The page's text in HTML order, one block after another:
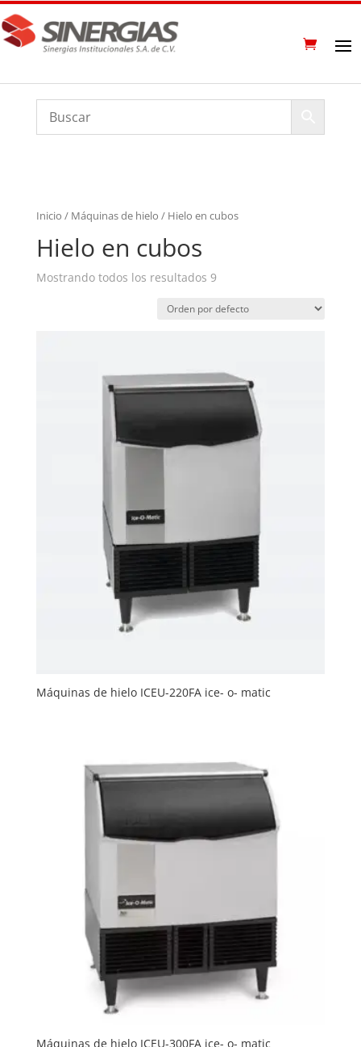
Inicio / Máquinas de hielo / Hielo en cubos
Hielo en cubos
Mostrando todos los resultados 9
Máquinas de hielo ICEU-220FA ice- o- matic
Máquinas de hielo ICEU-300FA ice- o- matic